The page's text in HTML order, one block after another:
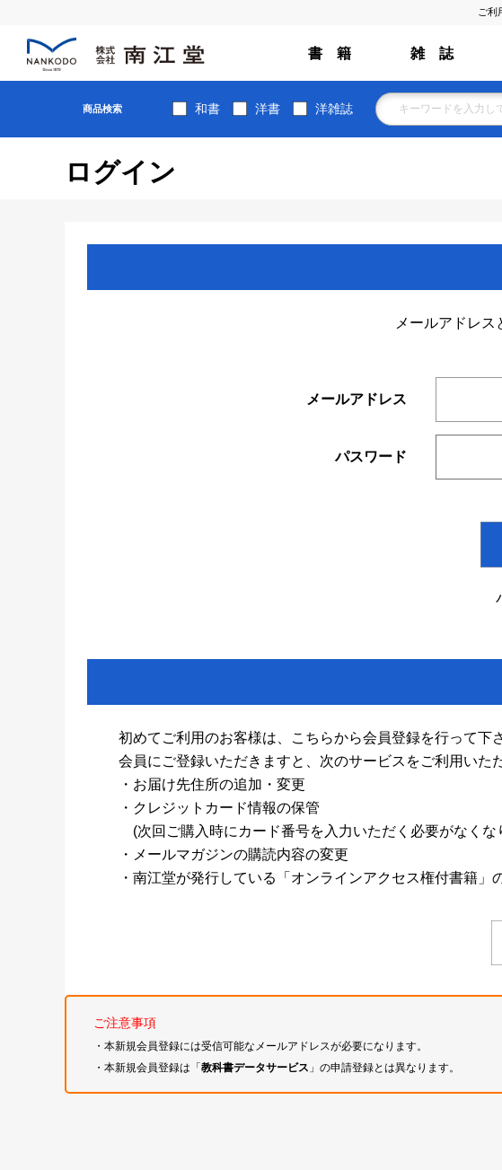
ご利
書 籍 雑 誌
商品検索 和書 洋書 洋雑誌
ログイン
メールアドレス
メールアドレス
パスワード
初めてご利用のお客様は、こちらから会員登録を行って下
会員にご登録いただきますと、次のサービスをご利用いた
・お届け先住所の追加・変更
・クレジットカード情報の保管
(次回ご購入時にカード番号を入力いただく必要がなくな
・メールマガジンの購読内容の変更
・南江堂が発行している「オンラインアクセス権付書籍」
ご注意事項
・本新規会員登録には受信可能なメールアドレスが必要になります。
・本新規会員登録は「教科書データサービス 」の申請登録とは異なります。